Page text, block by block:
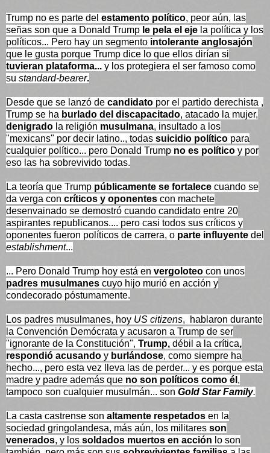
Trump no es parte del estamento político, peor aún, las
señas son que a Donald Trump le pela el eje la política y los
políticos... Pero hay un segmento intolerante anglosajón
que le gusta porque Trump dice lo que ellos dirían si
tuvieran plataforma... y los protegiera el ser famoso como
su standard-bearer.
Desde que se lanzó de candidato por el partido derechista ,
Trump se ha burlado del discapacitado, atacado la mujer,
denigrado la religión musulmana, insultado a los
"mexicans" por decir latino.., todas suicidio político para
cualquier político... pero Donald Trump no es político y por
eso las ha sobrevivido todas.
La teoría que Trump públicamente se fortalece cuando se
da verga con críticos y oponentes con machete
desenvainado se demostró cuando candidato entre 20
aspirantes republicanos.... pero casi todos sus críticos y
oponentes fueron políticos de carrera, o parte influyente del
establishment...
... Pero Donald Trump hoy está en vergoloteo con unos
padres musulmanes cuyo hijo murió en acción y
condecorado póstumamente.
Los padres musulmanes, hoy US citizens, hablaron durante
la Convención Demócrata y acusaron a Trump de ser
"ignorante de la Constitución", Trump, débil a la crítica,
respondió acusando y burlándose, como siempre ha
hecho..., pero esta vez lleva las de perder... y es porque esta
madre y padre además que no son políticos como él ,
tampoco son cualquier musulmán... son Gold Star Family.
La casta castrense son altamente respetados en la
sociedad gringolandesa, más aún, los militares son
venerados, y los soldados muertos en acción lo son